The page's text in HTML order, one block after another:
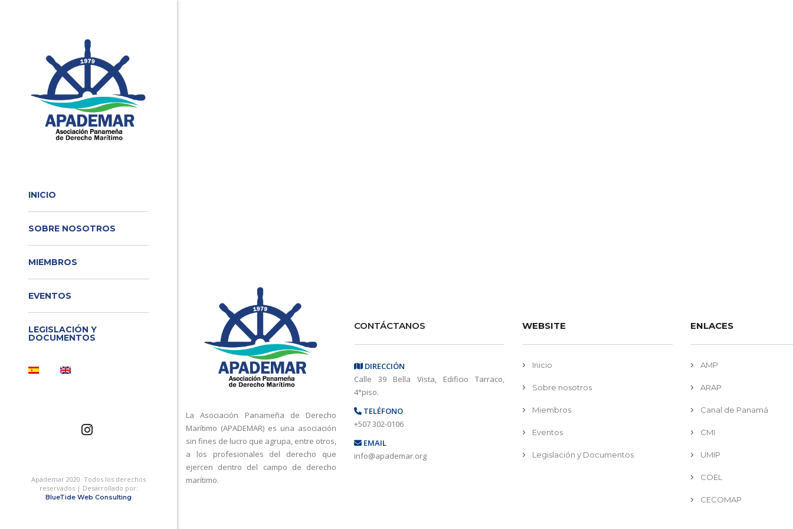
INICIO
SOBRE NOSOTROS
MIEMBROS
EVENTOS
LEGISLACIÓN Y
DOCUMENTOS
Apademar 2020. Todos los derechos
reservados | Desarrollado por:
BlueTide Web Consulting
La Asociación Panameña de Derecho
Marítimo (APADEMAR) es una asociación
sin fines de lucro que agrupa, entre otros,
a los profesionales del derecho que
ejercen dentro del campo de derecho
marítimo.
CONTÁCTANOS
DIRECCIÓN
Calle 39 Bella Vista, Edificio Tarraco,
4°piso.
TELÉFONO
+507 302-0106
EMAIL
info@apademar.org
WEBSITE
Inicio
Sobre nosotros
Miembros
Eventos
Legislación y Documentos
ENLACES
AMP
ARAP
Canal de Panamá
CMI
UMIP
COEL
CECOMAP